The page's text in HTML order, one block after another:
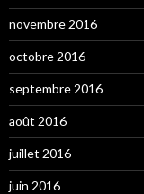
novembre 2016
octobre 2016
septembre 2016
août 2016
juillet 2016
juin 2016